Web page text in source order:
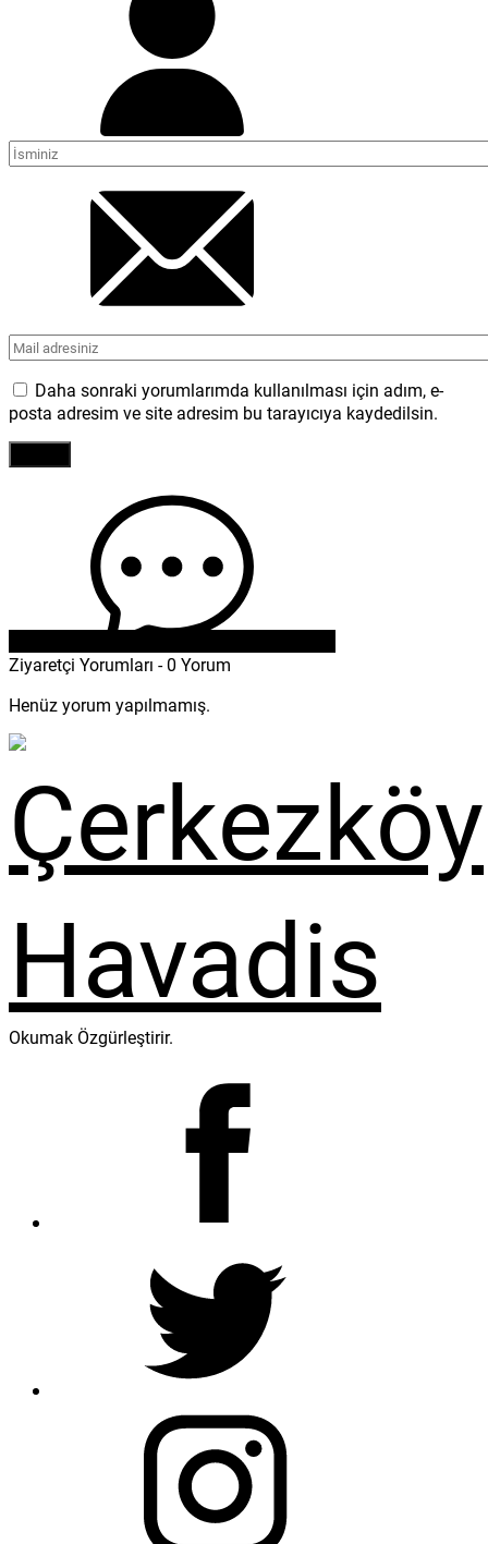
Daha sonraki yorumlarımda kullanılması için adım, e-
posta adresim ve site adresim bu tarayıcıya kaydedilsin.
Ziyaretçi Yorumları - 0 Yorum
Henüz yorum yapılmamış.
Okumak Özgürleştirir.